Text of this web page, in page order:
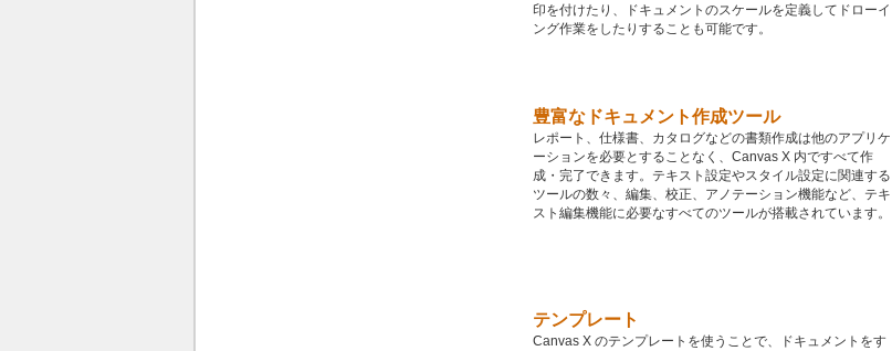
印を付けたり、ドキュメントのスケールを定義してドローイ
ング作業をしたりすることも可能です。
豊富なドキュメント作成ツール
レポート、仕様書、カタログなどの書類作成は他のアプリケ
ーションを必要とすることなく、Canvas X 内ですべて作
成・完了できます。テキスト設定やスタイル設定に関連する
ツールの数々、編集、校正、アノテーション機能など、テキ
スト編集機能に必要なすべてのツールが搭載されています。
テンプレート
Canvas X のテンプレートを使うことで、ドキュメントをす